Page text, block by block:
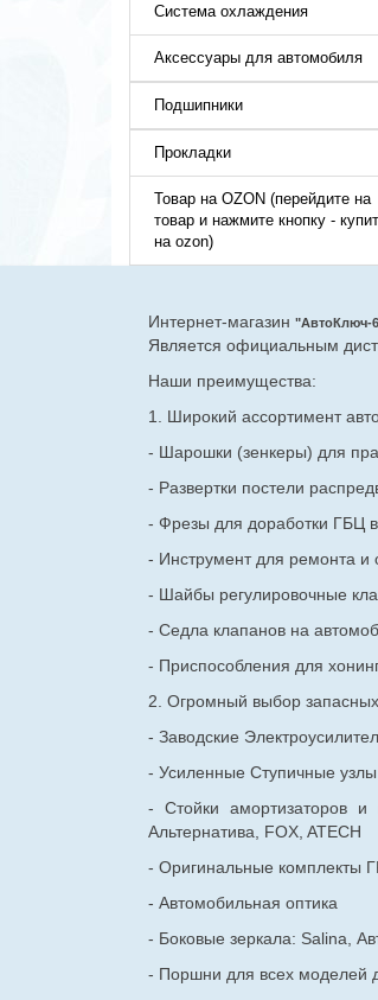
Система охлаждения
Аксессуары для автомобиля
Подшипники
Прокладки
Товар на OZON (перейдите на
товар и нажмите кнопку -
на ozon)
Интернет-магазин "АвтоКлюч-
Является официальным
Наши преимущества:
1. Широкий ассортимент
- Шарошки (зенкеры) для
- Развертки постели
- Фрезы для доработки ГБЦ
- Инструмент для ремонта и
- Шайбы регулировочные
- Седла клапанов на
- Приспособления для
2. Огромный выбор
- Заводские
- Усиленные Ступичные
- Стойки амортизаторов
Альтернатива, FOX, ATECH
- Оригинальные комплекты
- Автомобильная оптика
- Боковые зеркала: Salina,
- Поршни для всех моделей